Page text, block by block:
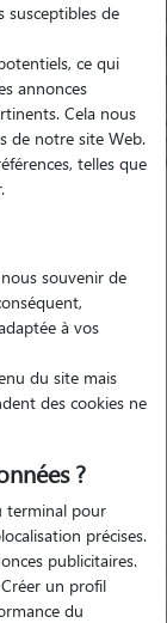
pour
le 10-
susceptibles de
ce qui
annonces
Cela nous
de notre site Web.
telles que
souvenir de
à vos
du site mais
des cookies ne
?
terminal pour
précises.
publicitaires.
un profil
du